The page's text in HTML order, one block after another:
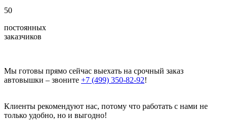
50
постоянных
заказчиков
Мы готовы прямо сейчас выехать на срочный заказ
автовышки – звоните +7 (499) 350-82-92!
Клиенты рекомендуют нас, потому что работать с нами не
только удобно, но и выгодно!